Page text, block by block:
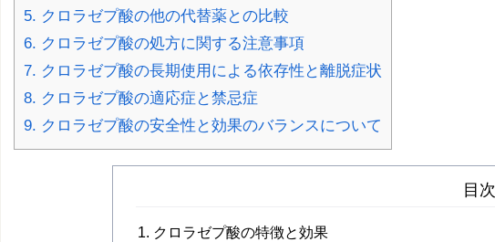
5. クロラゼプ酸の他の代替薬との比較
6. クロラゼプ酸の処方に関する注意事項
7. クロラゼプ酸の長期使用による依存性と離脱症状
8. クロラゼプ酸の適応症と禁忌症
9. クロラゼプ酸の安全性と効果のバランスについて
目次
クロラゼプ酸の特徴と効果